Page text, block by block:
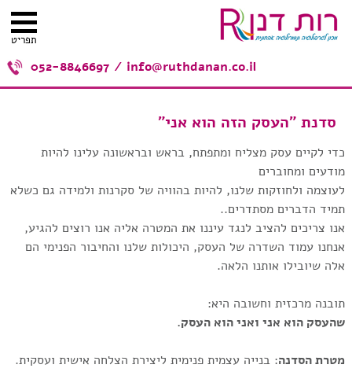
info@ruthdanan.co.il
/
052-8846697
סדנת "העסק הזה הוא אני"
כדי לקיים עסק מצליח ומתפתח, בראש ובראשונה עלינו להיות
מודעים ומחוברים
לעוצמה ולחוזקות שלנו, להיות בהוויה של סקרנות ולמידה גם כשלא
תמיד הדברים מסתדרים..
אנו צריכים להציב לנגד עיננו את המטרה אליה אנו רוצים להגיע,
אנחנו עמוד השדרה של העסק, היכולות שלנו והחיבור הפנימי הם
אלה שיובילו אותנו הלאה.
תובנה מרכזית וחשובה היא:
שהעסק הוא אני ואני הוא העסק.
מטרת הסדנה: בנייה עצמית פנימית ליצירת הצלחה אישית ועסקית.
תפריט